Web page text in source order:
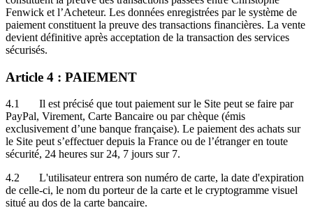
Fenwick et l’Acheteur. Les données enregistrées par le système de
paiement constituent la preuve des transactions financières. La vente
devient définitive après acceptation de la transaction des services
sécurisés.
Article 4 : PAIEMENT
4.1 Il est précisé que tout paiement sur le Site peut se faire par
PayPal, Virement, Carte Bancaire ou par chèque (émis
exclusivement d’une banque française). Le paiement des achats sur
le Site peut s’effectuer depuis la France ou de l’étranger en toute
sécurité, 24 heures sur 24, 7 jours sur 7.
4.2 L'utilisateur entrera son numéro de carte, la date d'expiration
de celle-ci, le nom du porteur de la carte et le cryptogramme visuel
situé au dos de la carte bancaire.